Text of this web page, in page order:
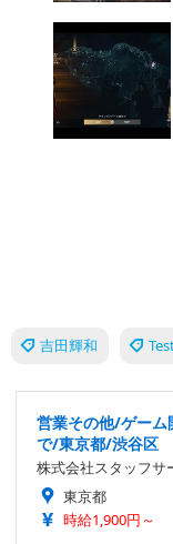
吉田輝和
営業その他/ゲー
で/東京都/渋谷区
株式会社スタッフサ
東京都
時給1,900円～